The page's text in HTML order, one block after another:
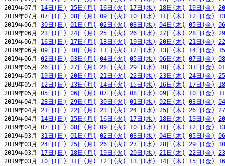
2019年07月 14日(日) 15日(月) 16日(火) 17日(水) 18日(木) 19日(金)
2019年07月 07日(日) 08日(月) 09日(火) 10日(水) 11日(木) 12日(金)
2019年06月 30日(日) 01日(月) 02日(火) 03日(水) 04日(木) 05日(金)
2019年06月 23日(日) 24日(月) 25日(火) 26日(水) 27日(木) 28日(金)
2019年06月 16日(日) 17日(月) 18日(火) 19日(水) 20日(木) 21日(金)
2019年06月 09日(日) 10日(月) 11日(火) 12日(水) 13日(木) 14日(金)
2019年06月 02日(日) 03日(月) 04日(火) 05日(水) 06日(木) 07日(金)
2019年05月 26日(日) 27日(月) 28日(火) 29日(水) 30日(木) 31日(金)
2019年05月 19日(日) 20日(月) 21日(火) 22日(水) 23日(木) 24日(金)
2019年05月 12日(日) 13日(月) 14日(火) 15日(水) 16日(木) 17日(金)
2019年05月 05日(日) 06日(月) 07日(火) 08日(水) 09日(木) 10日(金)
2019年04月 28日(日) 29日(月) 30日(火) 01日(水) 02日(木) 03日(金)
2019年04月 21日(日) 22日(月) 23日(火) 24日(水) 25日(木) 26日(金)
2019年04月 14日(日) 15日(月) 16日(火) 17日(水) 18日(木) 19日(金)
2019年04月 07日(日) 08日(月) 09日(火) 10日(水) 11日(木) 12日(金)
2019年03月 31日(日) 01日(月) 02日(火) 03日(水) 04日(木) 05日(金)
2019年03月 24日(日) 25日(月) 26日(火) 27日(水) 28日(木) 29日(金)
2019年03月 17日(日) 18日(月) 19日(火) 20日(水) 21日(木) 22日(金)
2019年03月 10日(日) 11日(月) 12日(火) 13日(水) 14日(木) 15日(金)